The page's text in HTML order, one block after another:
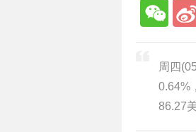
周四
0.64%
86.27